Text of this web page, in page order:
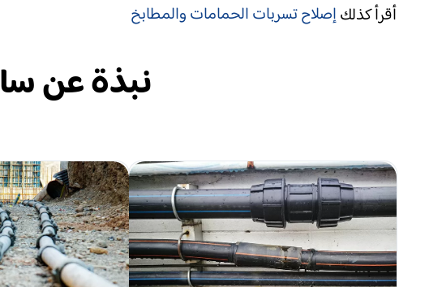
أقرأ كذلكإصلاح تسربات الحمامات والمطابخ
نبذة عن